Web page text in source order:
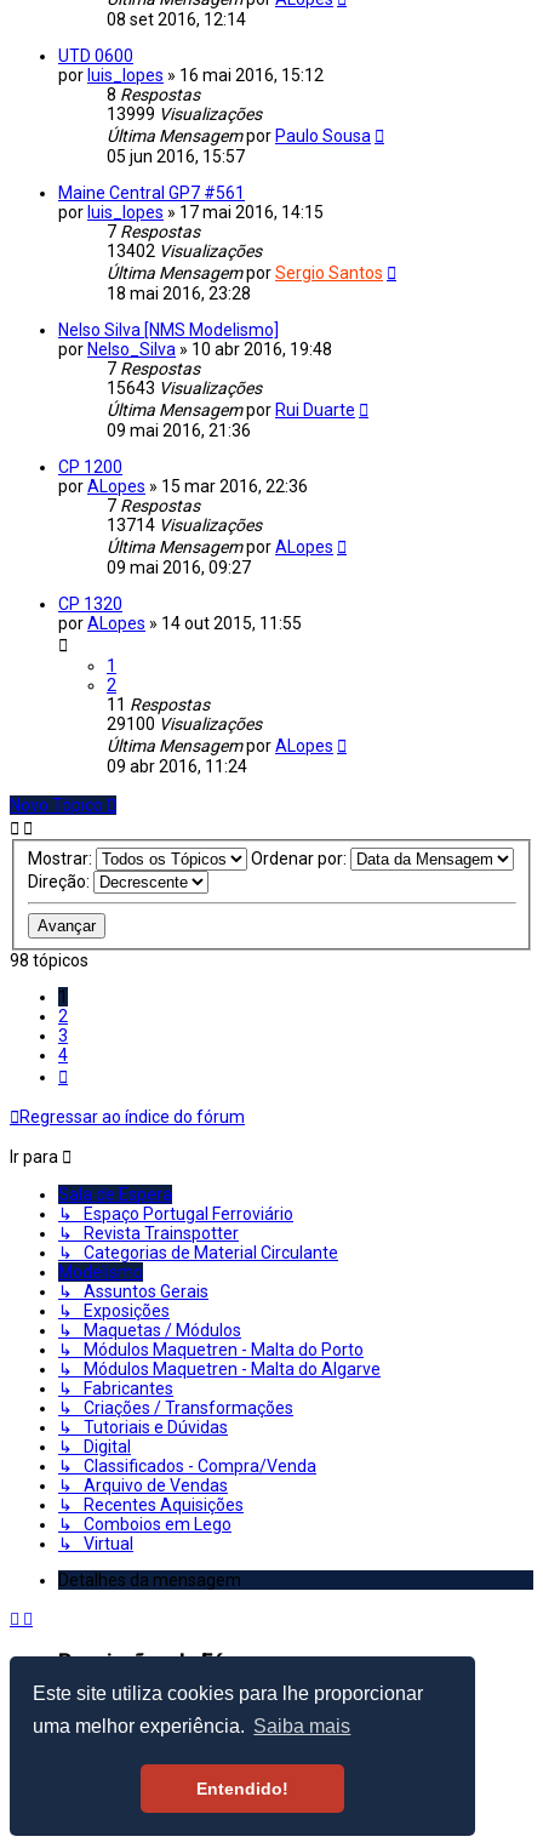
Este site utiliza cookies para lhe proporcionar
uma melhor experiência. Saiba mais
Entendido!
08 set 2016, 12:14
UTD 0600
por luis_lopes » 16 mai 2016, 15:12
8 Respostas
13999 Visualizações
Última Mensagempor Paulo Sousa
05 jun 2016, 15:57
Maine Central GP7 #561
por luis_lopes » 17 mai 2016, 14:15
7 Respostas
13402 Visualizações
Última MensagemporSergio Santos
18 mai 2016, 23:28
Nelso Silva [NMS Modelismo]
por Nelso_Silva » 10 abr 2016, 19:48
7 Respostas
15643 Visualizações
Última Mensagempor Rui Duarte
09 mai 2016, 21:36
CP 1200
porALopes » 15 mar 2016, 22:36
7 Respostas
13714 Visualizações
Última MensagemporALopes
09 mai 2016, 09:27
CP 1320
porALopes » 14 out 2015, 11:55
1
2
11 Respostas
29100 Visualizações
Última MensagemporALopes
09 abr 2016, 11:24
Novo Tópico
Mostrar:
Ordenar por:
Direção:
98 tópicos
1
2
3
4
Regressar ao índice do fórum
Ir para
Sala de Espera
↳ Espaço Portugal Ferroviário
↳ Revista Trainspotter
↳ Categorias de Material Circulante
Modelismo
↳ Assuntos Gerais
↳ Exposições
↳ Maquetas / Módulos
↳ Módulos Maquetren - Malta do Porto
↳ Módulos Maquetren - Malta do Algarve
↳ Fabricantes
↳ Criações / Transformações
↳ Tutoriais e Dúvidas
↳ Digital
↳ Classificados - Compra/Venda
↳ Arquivo de Vendas
↳ Recentes Aquisições
↳ Comboios em Lego
↳ Virtual
Detalhes da mensagem
Permissões do Fórum
Criar Tópicos: Proibido
Responder Tópicos: Proibido
Editar Mensagens: Proibido
Apagar Mensagens: Proibido
Enviar anexos: Proibido
© 2003–2026 Portugal Ferroviário